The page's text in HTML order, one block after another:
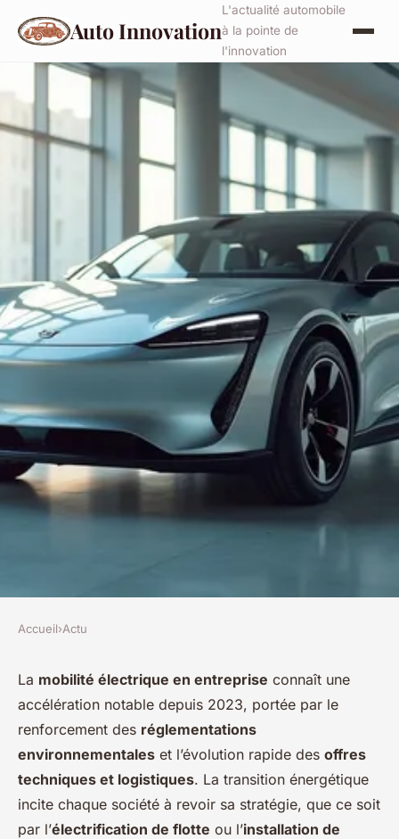
Auto Innovation
L'actualité automobile
à la pointe de
l'innovation
Les solutions de mobilité
électrique pour entreprises :
moderniser ses déplacements
professionnels
Adèle• 9 janvier 2026•6 min de lecture
Accueil›Actu
La mobilité électrique en entreprise connaît une
accélération notable depuis 2023, portée par le
renforcement des réglementations
environnementales et l’évolution rapide des offres
techniques et logistiques. La transition énergétique
incite chaque société à revoir sa stratégie, que ce soit
par l’électrification de flotte ou l’installation de